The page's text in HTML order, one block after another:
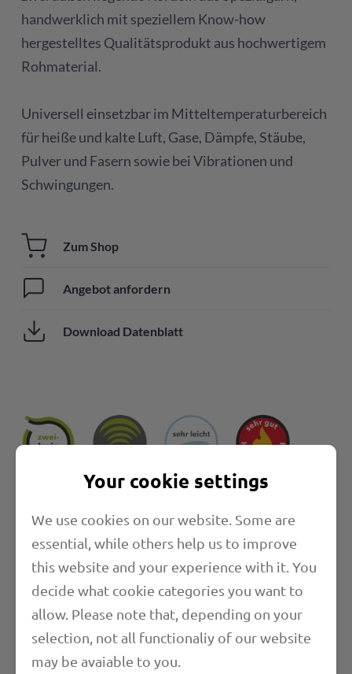
handwerklich mit speziellem Know-how
hergestelltes Qualitätsprodukt aus hochwertigem
Rohmaterial.
Universell einsetzbar im Mitteltemperaturbereich
für heiße und kalte Luft, Gase, Dämpfe, Stäube,
Pulver und Fasern sowie bei Vibrationen und
Schwingungen.
Zum Shop
Angebot anfordern
Download Datenblatt
Eigenschaften
Länge
Anwendungsbereiche
Your cookie settings
We use cookies on our website. Some are
essential, while others help us to improve
this website and your experience with it. You
decide what cookie categories you want to
allow. Please note that, depending on your
selection, not all functionaliy of our website
may be avaiable to you.